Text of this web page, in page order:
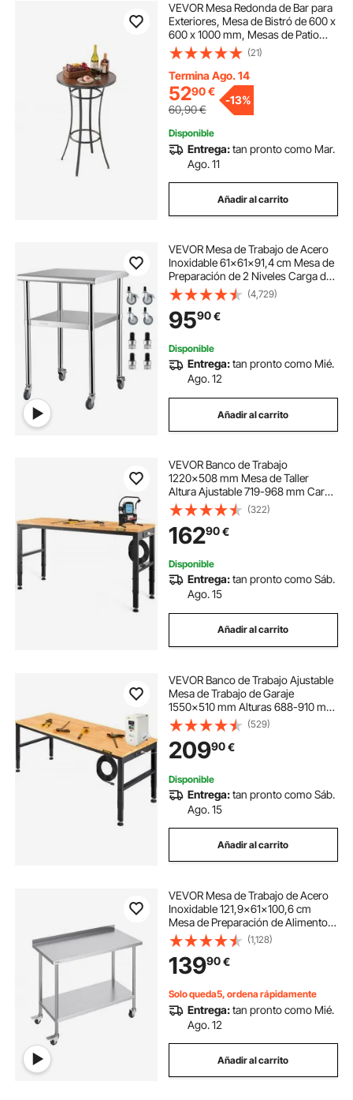
VEVOR Mesa Redonda de Bar para
Exteriores, Mesa de Bistró de 600 x
600 x 1000 mm, Mesas de Patio
con Estructura Metálica Resistente,
Mueble de Mostrador para
Comedor, Balcón, Jardín y Piscina
(21)
Termina Ago. 14
5290€
60,90€
-13%
Disponible
Entrega:tan pronto como Mar.
Ago. 11
Añadir al carrito
VEVOR Mesa de Trabajo de Acero
Inoxidable 61x61x91,4 cm Mesa de
Preparación de 2 Niveles Carga de
272,4 kg Mesa de Cocina con 4
Ruedas Estante Ajustable en Altura
para Cocina Restaurante Bar Garaje
(4,729)
9590€
Disponible
Entrega:tan pronto como Mié.
Ago. 12
Añadir al carrito
VEVOR Banco de Trabajo
1220x508 mm Mesa de Taller
Altura Ajustable 719-968 mm Carga
de 900kg con Toma de Corriente
Mesa de Madera Marco de Metal
Almohadillas para los Pies para
Oficina, Garaje
(322)
16290€
Disponible
Entrega:tan pronto como Sáb.
Ago. 15
Añadir al carrito
VEVOR Banco de Trabajo Ajustable
Mesa de Trabajo de Garaje
1550x510 mm Alturas 688-910 mm
Carga de 900 kg con Tomas de
Corriente Estructura de Metal y
Almohadillas para los Pies, para
Taller
(529)
20990€
Disponible
Entrega:tan pronto como Sáb.
Ago. 15
Añadir al carrito
VEVOR Mesa de Trabajo de Acero
Inoxidable 121,9x61x100,6 cm
Mesa de Preparación de Alimentos
con Ruedas Altura Regulable
Unidad de Almacenamiento de
Alimentos para Cocina Restaurante
Bar Hogar
(1,128)
13990€
Solo queda5, ordena rápidamente
Entrega:tan pronto como Mié.
Ago. 12
Añadir al carrito